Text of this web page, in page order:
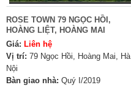
ROSE TOWN 79 NGỌC HỒI,
HOÀNG LIỆT, HOÀNG MAI
Giá: Liên hệ
Vị trí: 79 Ngọc Hồi, Hoàng Mai, Hà
Nội
Bàn giao nhà: Quý I/2019